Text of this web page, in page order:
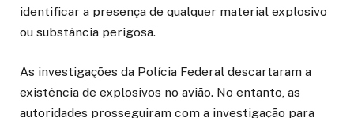
identificar a presença de qualquer material explosivo
ou substância perigosa.
As investigações da Polícia Federal descartaram a
existência de explosivos no avião. No entanto, as
autoridades prosseguiram com a investigação para